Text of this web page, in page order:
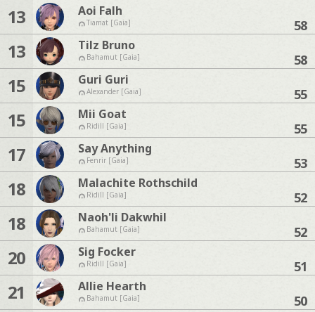
13 Aoi Falh
Tiamat [Gaia] 58
13 Tilz Bruno
Bahamut [Gaia] 58
15 Guri Guri
Alexander [Gaia] 55
15 Mii Goat
Ridill [Gaia] 55
17 Say Anything
Fenrir [Gaia] 53
18 Malachite Rothschild
Ridill [Gaia] 52
18 Naoh'li Dakwhil
Bahamut [Gaia] 52
20 Sig Focker
Ridill [Gaia] 51
21 Allie Hearth
Bahamut [Gaia] 50